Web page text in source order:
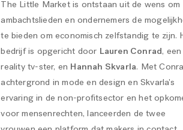
The Little Market is ontstaan uit de wens om
ambachtslieden en ondernemers de
te bieden om economisch zelfstandig te zijn.
bedrijf is opgericht door Lauren Conrad, een
reality tv-ster, en Hannah Skvarla. Met
achtergrond in mode en design en Skvarla's
ervaring in de non-profitsector en het
voor mensenrechten, lanceerden de twee